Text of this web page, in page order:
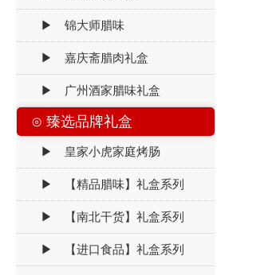
▶ 锦大师腊味
▶ 嘉庆斋腊肉礼盒
▶ 广州酒家腊味礼盒
⊙ 臻选品牌礼盒
▶ 皇家小虎家庭烤肠
▶ 【精品腊味】礼盒系列
▶ 【南北干货】礼盒系列
▶ 【进口食品】礼盒系列